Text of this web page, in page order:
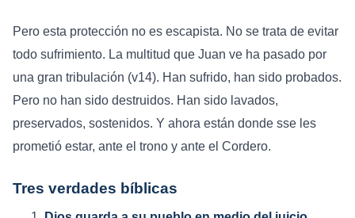
Pero esta protección no es escapista. No se trata de evitar
todo sufrimiento. La multitud que Juan ve ha pasado por
una gran tribulación (v14). Han sufrido, han sido probados.
Pero no han sido destruidos. Han sido lavados,
preservados, sostenidos. Y ahora están donde sse les
prometió estar, ante el trono y ante el Cordero.
Tres verdades bíblicas